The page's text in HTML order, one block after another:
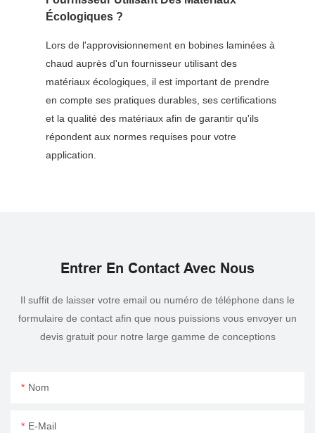
Écologiques ?
Lors de l'approvisionnement en bobines laminées à
chaud auprès d'un fournisseur utilisant des
matériaux écologiques, il est important de prendre
en compte ses pratiques durables, ses certifications
et la qualité des matériaux afin de garantir qu'ils
répondent aux normes requises pour votre
application.
Entrer En Contact Avec Nous
Il suffit de laisser votre email ou numéro de téléphone dans le
formulaire de contact afin que nous puissions vous envoyer un
devis gratuit pour notre large gamme de conceptions
Nom
E-Mail